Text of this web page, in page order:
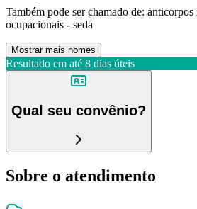
Também pode ser chamado de: anticorpos
ocupacionais - seda
Mostrar mais nomes
Resultado em até 8 dias úteis
Qual seu convênio?
Sobre o atendimento